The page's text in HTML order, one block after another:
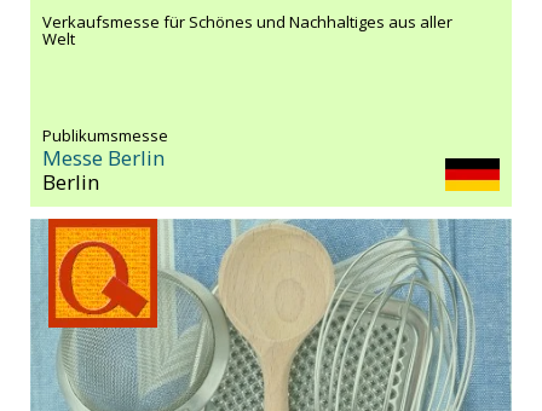
Verkaufsmesse für Schönes und Nachhaltiges aus aller
Welt
Publikumsmesse
Messe Berlin
Berlin